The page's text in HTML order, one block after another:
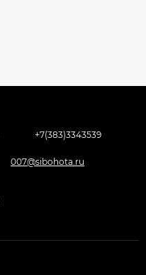
+7(383)3343539
007@sibohota.ru